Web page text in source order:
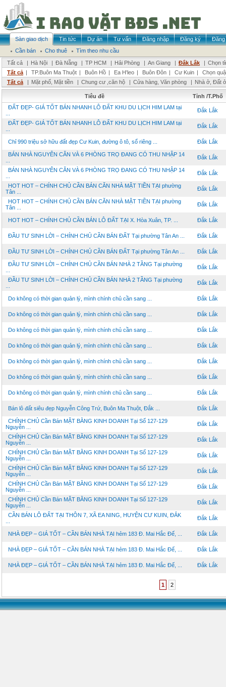
Sàn giao dịch Tin tức Dự án Tư vấn Đăng nhập Đăng ký
Đăng
Cần bán
Cho thuê
Tìm theo nhu cầu
Tất cả
| Hà Nội | Đà Nẵng | TP HCM | Hải Phòng | An Giang | Đắk Lắk | Chọn
Tất cả | TP.Buôn Ma Thuột | Buôn Hồ | Ea H'leo | Buôn Đôn | Cư Kuin |
Chọn
Tất cả
| Mặt phố, Mặt tiền | Chung cư ,căn hộ | Cửa hàng, Văn phòng | Nhà ở, Đất ở
Tiêu đề
Tỉnh /T.Phố
ĐẤT ĐẸP- GIÁ TỐT BÁN NHANH LÔ ĐẤT KHU DU LỊCH HIM LAM tại
Đắk Lắk
ĐẤT ĐẸP- GIÁ TỐT BÁN NHANH LÔ ĐẤT KHU DU LỊCH HIM LAM tại
Đắk Lắk
Chỉ 990 triệu sở hữu đất đẹp Cư Kuin, đường ô tô, sổ riêng ... Đắk Lắk
BÁN NHÀ NGUYÊN CĂN VÀ 6 PHÒNG TRỌ ĐANG CÓ THU NHẬP 14
Đắk Lắk
BÁN NHÀ NGUYÊN CĂN VÀ 6 PHÒNG TRỌ ĐANG CÓ THU NHẬP 14
Đắk Lắk
HOT HOT – CHÍNH CHỦ CẦN BÁN CĂN NHÀ MẶT TIỀN TẠI phường
Tân ...
Đắk Lắk
HOT HOT – CHÍNH CHỦ CẦN BÁN CĂN NHÀ MẶT TIỀN TẠI phường
Tân ...
Đắk Lắk
HOT HOT – CHÍNH CHỦ CẦN BÁN LÔ ĐẤT TẠI X. Hòa Xuân, TP. ... Đắk Lắk
ĐẦU TƯ SINH LỜI – CHÍNH CHỦ CẦN BÁN ĐẤT Tại phường Tân An ... Đắk Lắk
ĐẦU TƯ SINH LỜI – CHÍNH CHỦ CẦN BÁN ĐẤT Tại phường Tân An ... Đắk Lắk
ĐẦU TƯ SINH LỜI – CHÍNH CHỦ CẦN BÁN NHÀ 2 TẦNG Tại phường
Đắk Lắk
ĐẦU TƯ SINH LỜI – CHÍNH CHỦ CẦN BÁN NHÀ 2 TẦNG Tại phường
Đắk Lắk
Do không có thời gian quản lý, mình chính chủ cần sang ... Đắk Lắk
Do không có thời gian quản lý, mình chính chủ cần sang ... Đắk Lắk
Do không có thời gian quản lý, mình chính chủ cần sang ... Đắk Lắk
Do không có thời gian quản lý, mình chính chủ cần sang ... Đắk Lắk
Do không có thời gian quản lý, mình chính chủ cần sang ... Đắk Lắk
Do không có thời gian quản lý, mình chính chủ cần sang ... Đắk Lắk
Do không có thời gian quản lý, mình chính chủ cần sang ... Đắk Lắk
Bán lô đất siêu đẹp Nguyễn Công Trứ, Buôn Ma Thuột, Đắk ... Đắk Lắk
CHÍNH CHỦ Cần Bán MẶT BẰNG KINH DOANH Tại Số 127-129
Nguyễn ...
Đắk Lắk
CHÍNH CHỦ Cần Bán MẶT BẰNG KINH DOANH Tại Số 127-129
Nguyễn ...
Đắk Lắk
CHÍNH CHỦ Cần Bán MẶT BẰNG KINH DOANH Tại Số 127-129
Nguyễn ...
Đắk Lắk
CHÍNH CHỦ Cần Bán MẶT BẰNG KINH DOANH Tại Số 127-129
Nguyễn ...
Đắk Lắk
CHÍNH CHỦ Cần Bán MẶT BẰNG KINH DOANH Tại Số 127-129
Nguyễn ...
Đắk Lắk
CHÍNH CHỦ Cần Bán MẶT BẰNG KINH DOANH Tại Số 127-129
Nguyễn ...
Đắk Lắk
CẦN BÁN LÔ ĐẤT TẠI THÔN 7, XÃ EA NING, HUYỆN CƯ KUIN, ĐẮK
Đắk Lắk
NHÀ ĐẸP – GIÁ TỐT – CẦN BÁN NHÀ TẠI hẻm 183 Đ. Mai Hắc Đế, ... Đắk Lắk
NHÀ ĐẸP – GIÁ TỐT – CẦN BÁN NHÀ TẠI hẻm 183 Đ. Mai Hắc Đế, ... Đắk Lắk
NHÀ ĐẸP – GIÁ TỐT – CẦN BÁN NHÀ TẠI hẻm 183 Đ. Mai Hắc Đế, ... Đắk Lắk
1 2